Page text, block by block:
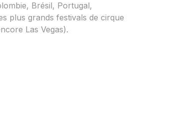
Brésil, Portugal,
plus grands festivals de cirque
Las Vegas).